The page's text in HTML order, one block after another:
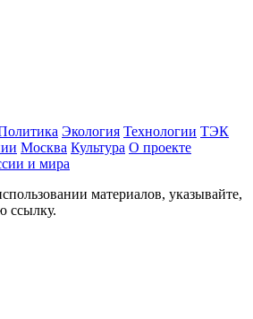
Экология Технологии ТЭК
Москва Культура О проекте
и мира
материалов, указывайте,
ссылку.